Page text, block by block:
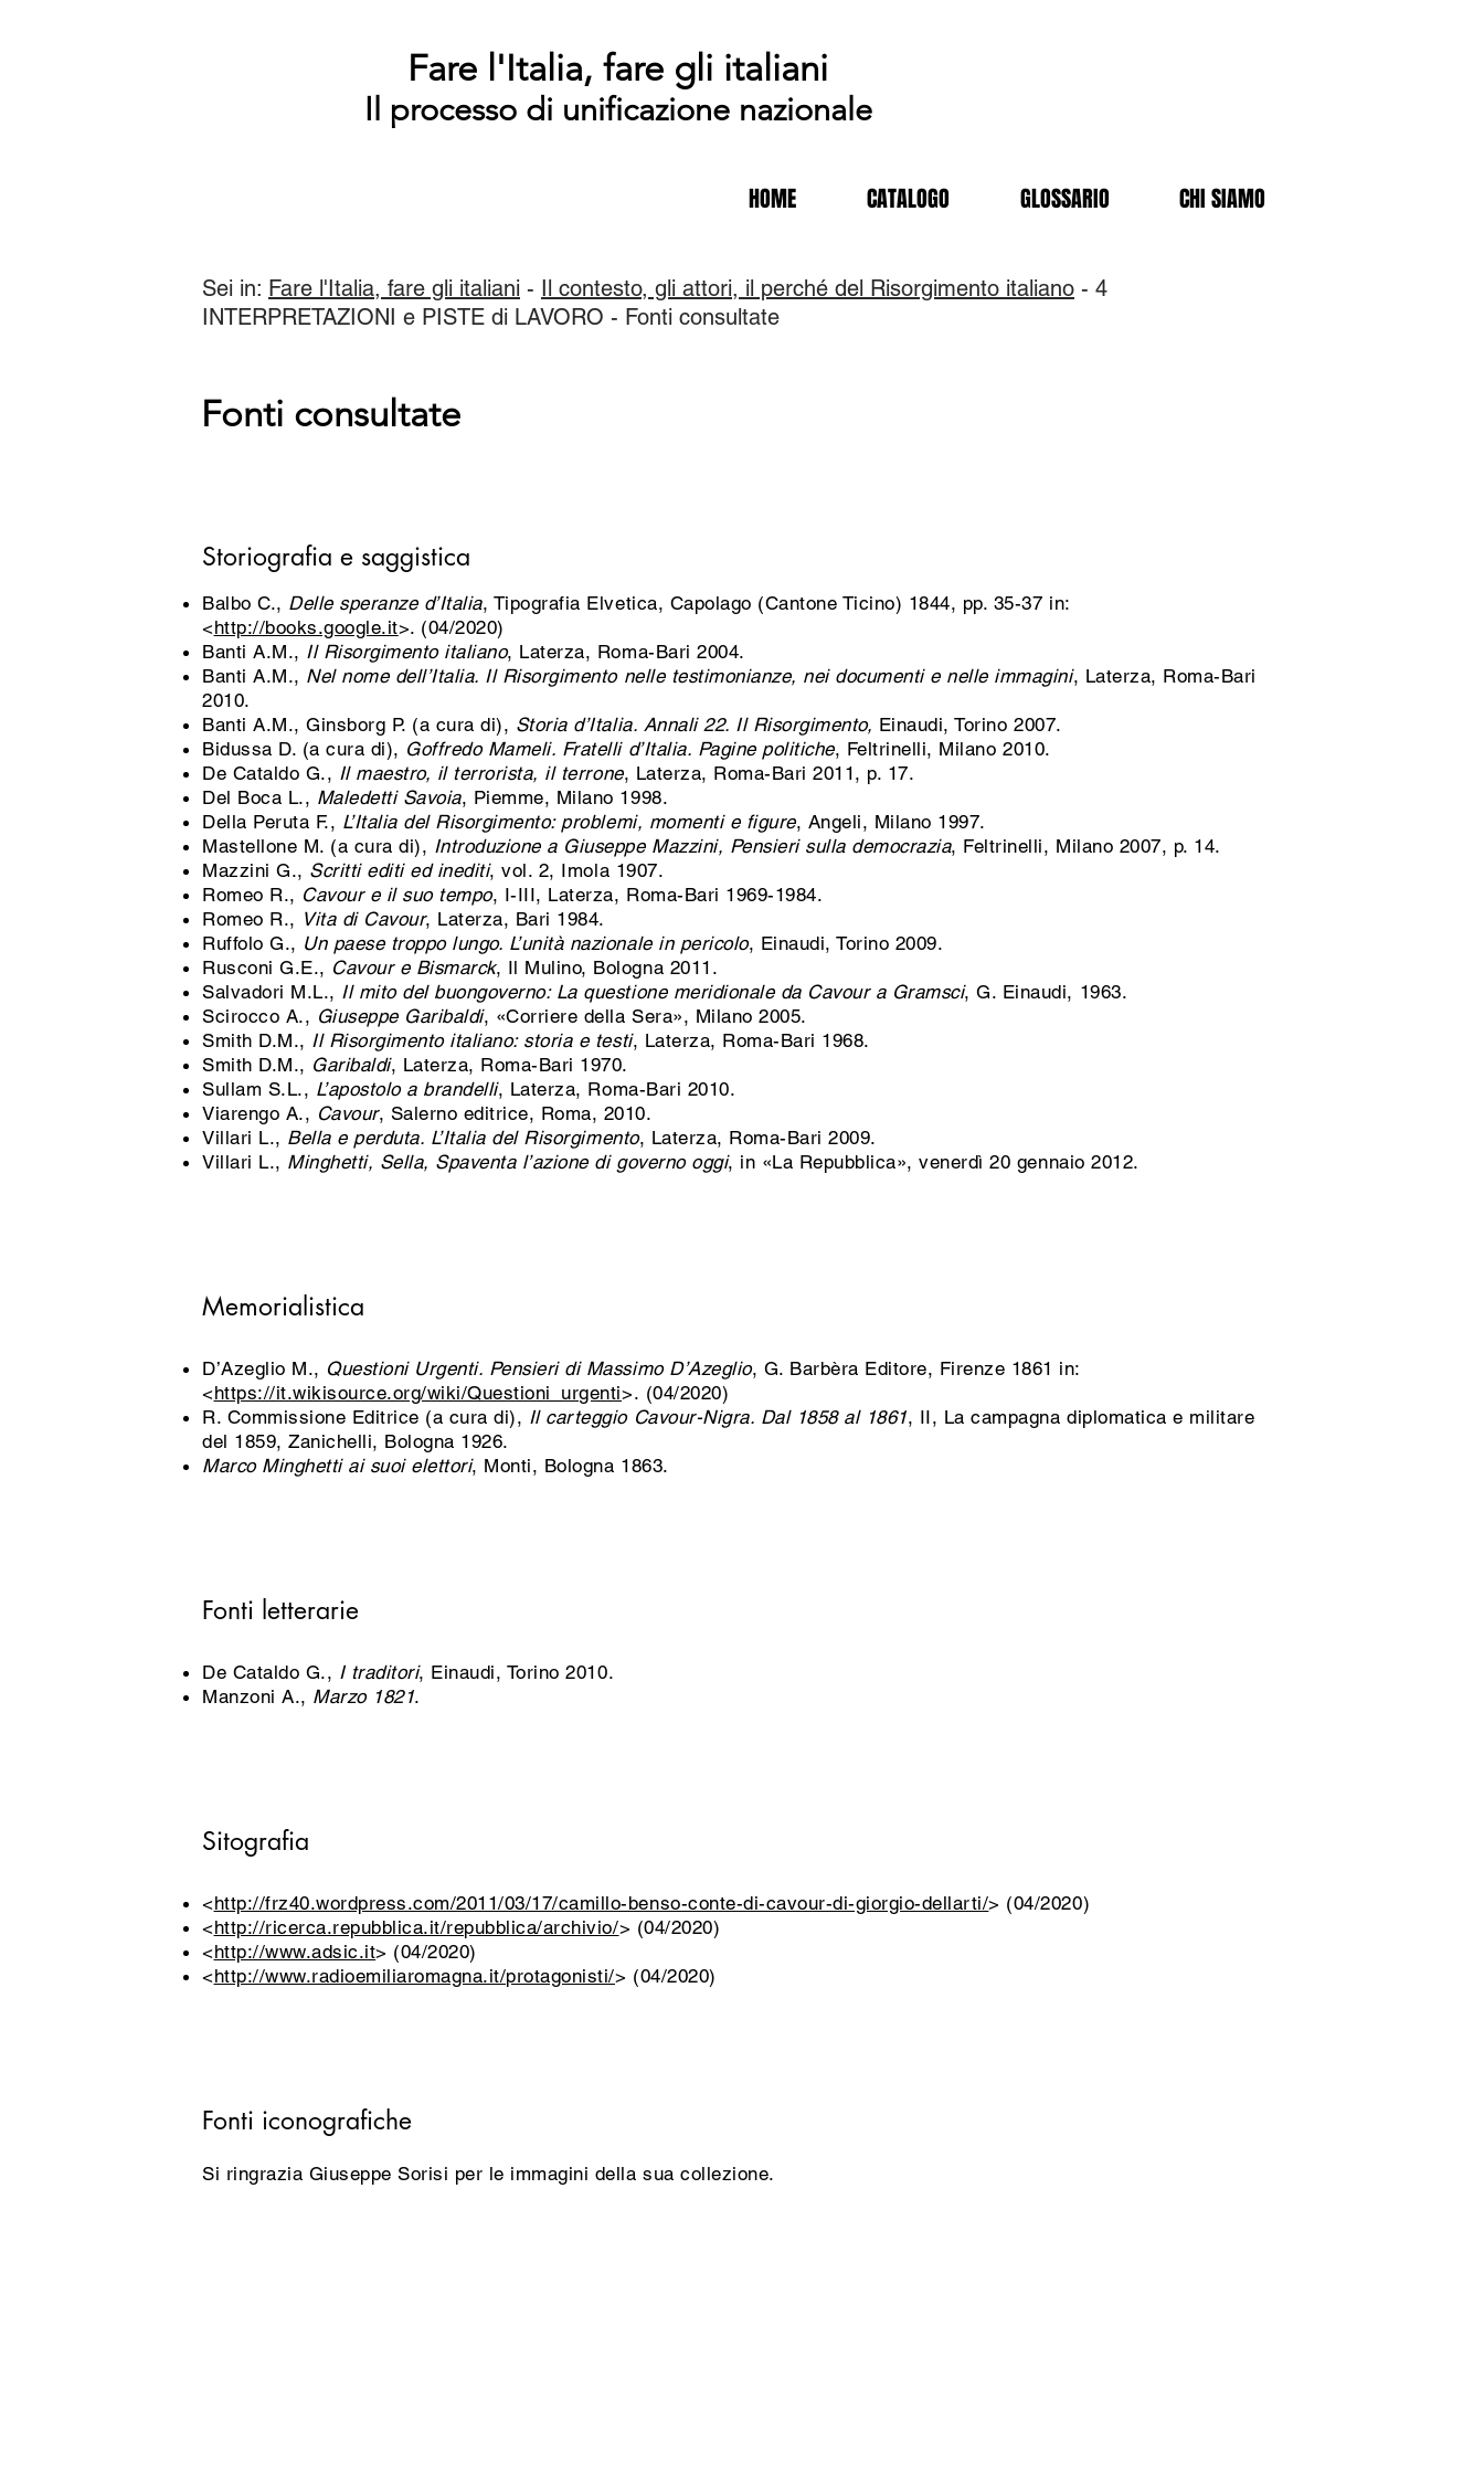
Fare l'Italia, fare gli italiani
Il processo di unificazione nazionale
HOME CATALOGO GLOSSARIO CHI SIAMO
Sei in: Fare l'Italia, fare gli italiani - Il contesto, gli attori, il perché del Risorgimento italiano - 4
INTERPRETAZIONI e PISTE di LAVORO - Fonti consultate
Fonti consultate
Storiografia e saggistica
Balbo C., Delle speranze d’Italia, Tipografia Elvetica, Capolago (Cantone Ticino) 1844, pp. 35-37 in:
<http://books.google.it>. (04/2020)
Banti A.M., Il Risorgimento italiano, Laterza, Roma-Bari 2004.
Banti A.M., Nel nome dell’Italia. Il Risorgimento nelle testimonianze, nei documenti e nelle immagini, Laterza, Roma-Bari
2010.
Banti A.M., Ginsborg P. (a cura di), Storia d’Italia. Annali 22. Il Risorgimento, Einaudi, Torino 2007.
Bidussa D. (a cura di), Goffredo Mameli. Fratelli d’Italia. Pagine politiche, Feltrinelli, Milano 2010.
De Cataldo G., Il maestro, il terrorista, il terrone, Laterza, Roma-Bari 2011, p. 17.
Del Boca L., Maledetti Savoia, Piemme, Milano 1998.
Della Peruta F., L’Italia del Risorgimento: problemi, momenti e figure, Angeli, Milano 1997.
Mastellone M. (a cura di), Introduzione a Giuseppe Mazzini, Pensieri sulla democrazia, Feltrinelli, Milano 2007, p. 14.
Mazzini G., Scritti editi ed inediti, vol. 2, Imola 1907.
Romeo R., Cavour e il suo tempo, I-III, Laterza, Roma-Bari 1969-1984.
Romeo R., Vita di Cavour, Laterza, Bari 1984.
Ruffolo G., Un paese troppo lungo. L’unità nazionale in pericolo, Einaudi, Torino 2009.
Rusconi G.E., Cavour e Bismarck, Il Mulino, Bologna 2011.
Salvadori M.L., Il mito del buongoverno: La questione meridionale da Cavour a Gramsci, G. Einaudi, 1963.
Scirocco A., Giuseppe Garibaldi, «Corriere della Sera», Milano 2005.
Smith D.M., Il Risorgimento italiano: storia e testi, Laterza, Roma-Bari 1968.
Smith D.M., Garibaldi, Laterza, Roma-Bari 1970.
Sullam S.L., L’apostolo a brandelli, Laterza, Roma-Bari 2010.
Viarengo A., Cavour, Salerno editrice, Roma, 2010.
Villari L., Bella e perduta. L’Italia del Risorgimento, Laterza, Roma-Bari 2009.
Villari L., Minghetti, Sella, Spaventa l’azione di governo oggi, in «La Repubblica», venerdì 20 gennaio 2012.
Memorialistica
D’Azeglio M., Questioni Urgenti. Pensieri di Massimo D’Azeglio, G. Barbèra Editore, Firenze 1861 in:
<https://it.wikisource.org/wiki/Questioni_urgenti>. (04/2020)
R. Commissione Editrice (a cura di), Il carteggio Cavour-Nigra. Dal 1858 al 1861, II, La campagna diplomatica e militare
del 1859, Zanichelli, Bologna 1926.
Marco Minghetti ai suoi elettori, Monti, Bologna 1863.
Fonti letterarie
De Cataldo G., I traditori, Einaudi, Torino 2010.
Manzoni A., Marzo 1821.
Sitografia
<http://frz40.wordpress.com/2011/03/17/camillo-benso-conte-di-cavour-di-giorgio-dellarti/> (04/2020)
<http://ricerca.repubblica.it/repubblica/archivio/> (04/2020)
<http://www.adsic.it> (04/2020)
<http://www.radioemiliaromagna.it/protagonisti/> (04/2020)
Fonti iconografiche
Si ringrazia Giuseppe Sorisi per le immagini della sua collezione.